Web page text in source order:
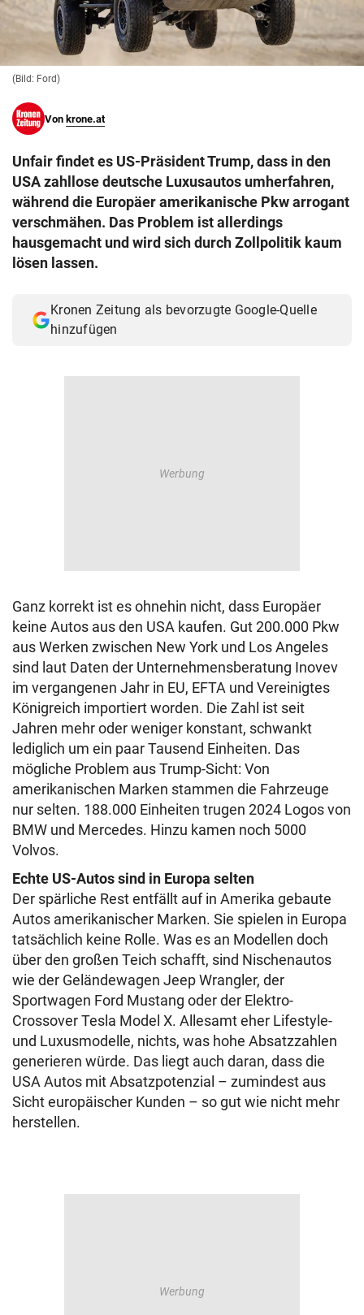
© Krone Multimedia GmbH & Co KG 2026
Muthgasse 2, 1190 Wien
(Bild: Ford)
Von krone.at
Unfair findet es US-Präsident Trump, dass in den
USA zahllose deutsche Luxusautos umherfahren,
während die Europäer amerikanische Pkw arrogant
verschmähen. Das Problem ist allerdings
hausgemacht und wird sich durch Zollpolitik kaum
lösen lassen.
Kronen Zeitung als bevorzugte Google-Quelle
hinzufügen
Ganz korrekt ist es ohnehin nicht, dass Europäer
keine Autos aus den USA kaufen. Gut 200.000 Pkw
aus Werken zwischen New York und Los Angeles
sind laut Daten der Unternehmensberatung Inovev
im vergangenen Jahr in EU, EFTA und Vereinigtes
Königreich importiert worden. Die Zahl ist seit
Jahren mehr oder weniger konstant, schwankt
lediglich um ein paar Tausend Einheiten. Das
mögliche Problem aus Trump-Sicht: Von
amerikanischen Marken stammen die Fahrzeuge
nur selten. 188.000 Einheiten trugen 2024 Logos von
BMW und Mercedes. Hinzu kamen noch 5000
Volvos.
Echte US-Autos sind in Europa selten
Der spärliche Rest entfällt auf in Amerika gebaute
Autos amerikanischer Marken. Sie spielen in Europa
tatsächlich keine Rolle. Was es an Modellen doch
über den großen Teich schafft, sind Nischenautos
wie der Geländewagen Jeep Wrangler, der
Sportwagen Ford Mustang oder der Elektro-
Crossover Tesla Model X. Allesamt eher Lifestyle-
und Luxusmodelle, nichts, was hohe Absatzzahlen
generieren würde. Das liegt auch daran, dass die
USA Autos mit Absatzpotenzial – zumindest aus
Sicht europäischer Kunden – so gut wie nicht mehr
herstellen.